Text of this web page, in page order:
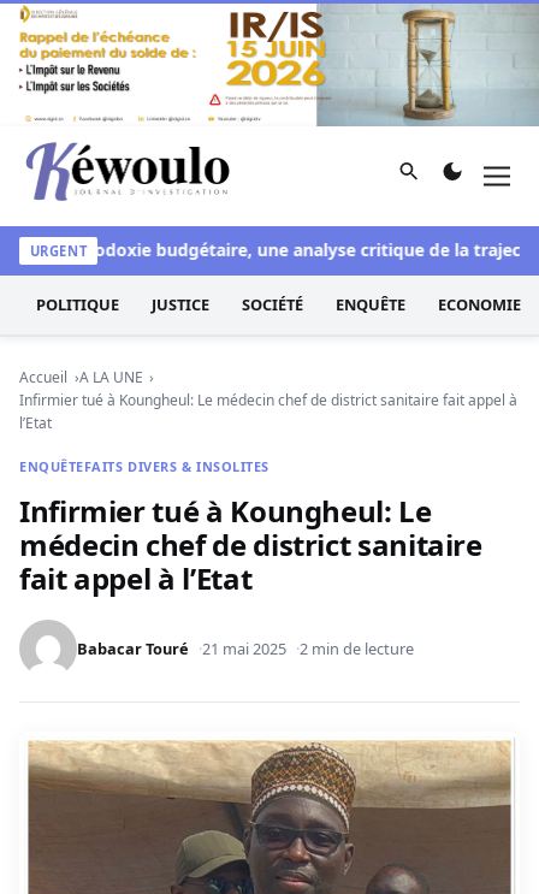
Aller au contenu
Kéwoulo, le premier site d'information et d'investigation
Rechercher
URGENT budgétaire, une analyse critique de la trajectoire
POLITIQUE JUSTICE SOCIÉTÉ ENQUÊTE ECONOMIE
Accueil
A LA UNE
Infirmier tué à Koungheul: Le médecin chef de district sanitaire fait appel à
l’Etat
ENQUÊTEFAITS DIVERS & INSOLITES
Infirmier tué à Koungheul: Le
médecin chef de district sanitaire
fait appel à l’Etat
Babacar Touré 21 mai 2025 2 min de lecture